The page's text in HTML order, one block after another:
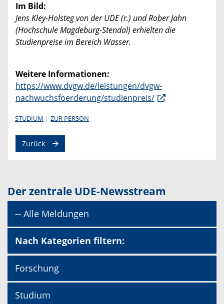
Im Bild:
Jens Kley-Holsteg von der UDE (r.) und Rober Jahn
(Hochschule Magdeburg-Stendal) erhielten die
Studienpreise im Bereich Wasser.
Weitere Informationen:
https://www.dvgw.de/leistungen/dvgw-
nachwuchsfoerderung/studienpreis/
STUDIUM ZUR PERSON
Zurück
Der zentrale UDE-Newsstream
-- Alle Meldungen
Nach Kategorien filtern:
Forschung
Studium